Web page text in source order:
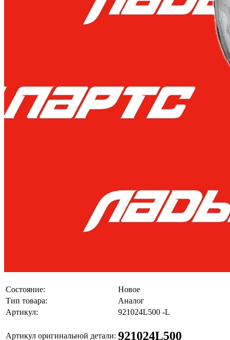
Состояние:
Новое
Тип товара:
Аналог
Артикул:
921024L500 -L
Артикул оригинальной детали: 921024L500